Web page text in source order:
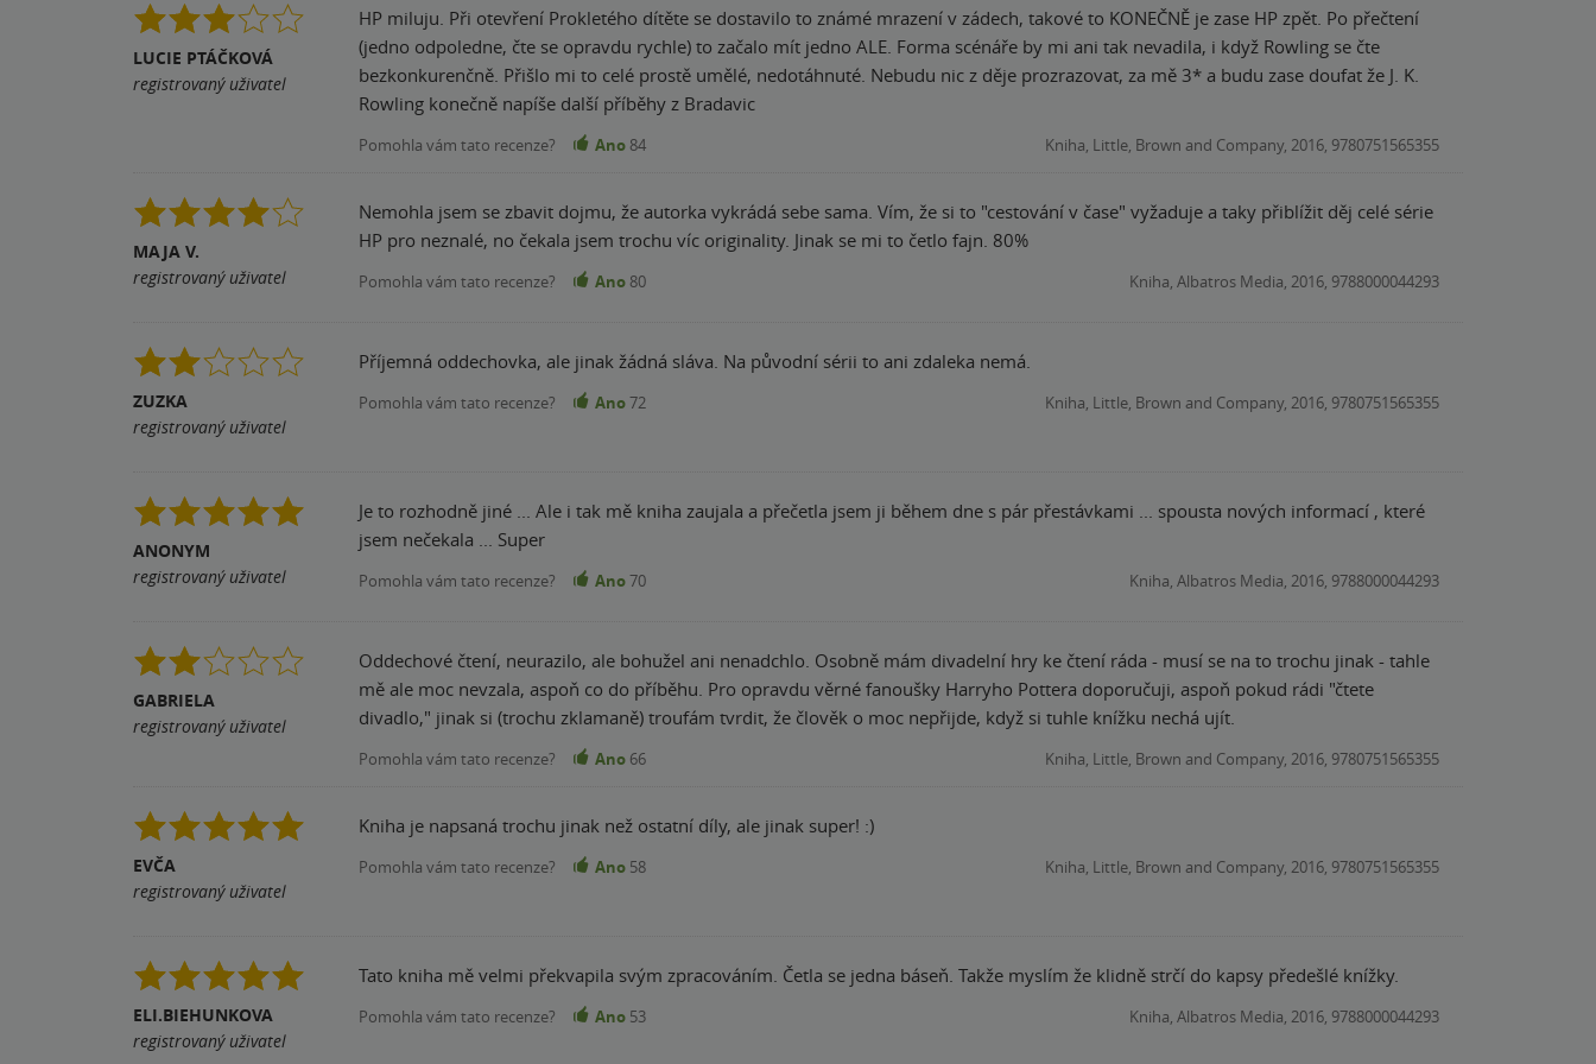
LUCIE PTÁČKOVÁ
registrovaný uživatel
HP miluju. Při otevření Prokletého dítěte se dostavilo to známé mrazení v zádech, takové to KONEČNĚ je zase HP zpět. Po přečtení
(jedno odpoledne, čte se opravdu rychle) to začalo mít jedno ALE. Forma scénáře by mi ani tak nevadila, i když Rowling se čte
bezkonkurenčně. Přišlo mi to celé prostě umělé, nedotáhnuté. Nebudu nic z děje prozrazovat, za mě 3* a budu zase doufat že J. K.
Rowling konečně napíše další příběhy z Bradavic
Pomohla vám tato recenze? Ano 84 Kniha, Little, Brown and Company, 2016, 9780751565355
MAJA V.
registrovaný uživatel
Nemohla jsem se zbavit dojmu, že autorka vykrádá sebe sama. Vím, že si to "cestování v čase" vyžaduje a taky přiblížit děj celé série
HP pro neznalé, no čekala jsem trochu víc originality. Jinak se mi to četlo fajn. 80%
Pomohla vám tato recenze? Ano 80 Kniha, Albatros Media, 2016, 9788000044293
ZUZKA
registrovaný uživatel
Příjemná oddechovka, ale jinak žádná sláva. Na původní sérii to ani zdaleka nemá.
Pomohla vám tato recenze? Ano72 Kniha, Little, Brown and Company, 2016, 9780751565355
ANONYM
registrovaný uživatel
Je to rozhodně jiné ... Ale i tak mě kniha zaujala a přečetla jsem ji během dne s pár přestávkami ... spousta nových informací , které
jsem nečekala ... Super
Pomohla vám tato recenze? Ano70 Kniha, Albatros Media, 2016, 9788000044293
GABRIELA
registrovaný uživatel
Oddechové čtení, neurazilo, ale bohužel ani nenadchlo. Osobně mám divadelní hry ke čtení ráda - musí se na to trochu jinak - tahle
mě ale moc nevzala, aspoň co do příběhu. Pro opravdu věrné fanoušky Harryho Pottera doporučuji, aspoň pokud rádi "čtete
divadlo," jinak si (trochu zklamaně) troufám tvrdit, že člověk o moc nepřijde, když si tuhle knížku nechá ujít.
Pomohla vám tato recenze? Ano 66 Kniha, Little, Brown and Company, 2016, 9780751565355
EVČA
registrovaný uživatel
Kniha je napsaná trochu jinak než ostatní díly, ale jinak super! :)
Pomohla vám tato recenze? Ano 58 Kniha, Little, Brown and Company, 2016, 9780751565355
ELI.BIEHUNKOVA
registrovaný uživatel
Tato kniha mě velmi překvapila svým zpracováním. Četla se jedna báseň. Takže myslím že klidně strčí do kapsy předešlé knížky.
Pomohla vám tato recenze? Ano 53 Kniha, Albatros Media, 2016, 9788000044293